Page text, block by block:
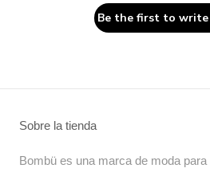
Be the first to write
Sobre la tienda
Bombü es una marca de moda